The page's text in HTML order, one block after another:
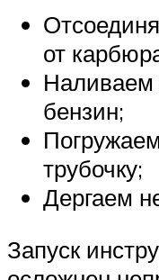
от
Наливаем
бензин;
трубочку;
Дергаем
Запуск